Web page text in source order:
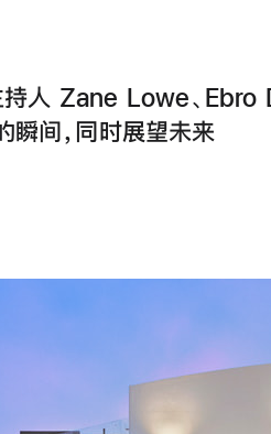
人 Zane Lowe、Ebro
间，同时展望未来